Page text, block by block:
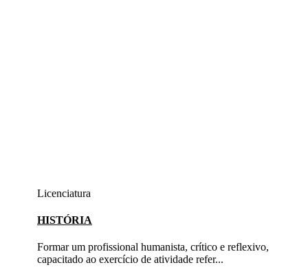
Licenciatura
HISTÓRIA
Formar um profissional humanista, crítico e reflexivo,
capacitado ao exercício de atividade refer...